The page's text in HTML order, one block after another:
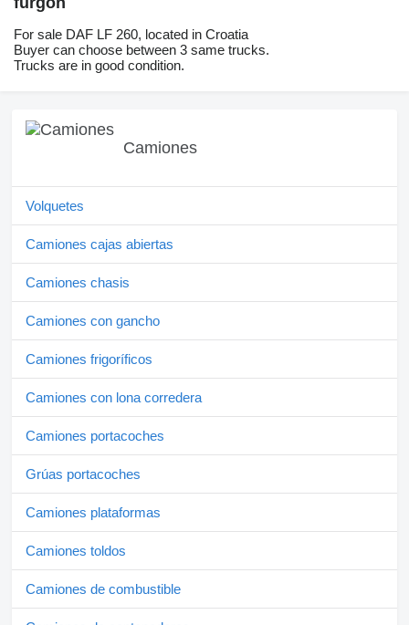
For sale DAF LF 260, located in Croatia
Buyer can choose between 3 same trucks.
Trucks are in good condition.
Camiones
Volquetes
Camiones cajas abiertas
Camiones chasis
Camiones con gancho
Camiones frigoríficos
Camiones con lona corredera
Camiones portacoches
Grúas portacoches
Camiones plataformas
Camiones toldos
Camiones de combustible